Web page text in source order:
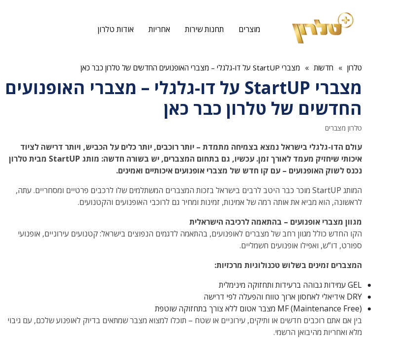
מוצרים תחנות שירות אחריות אודות טלרון
טלרון » חדשות » מצברי StartUP על דו-גלגלי – מצברי האופנועים החדשים של טלרון כבר כאן
מצברי StartUP על דו-גלגלי – מצברי האופנועים
החדשים של טלרון כבר כאן
טלרון מצברים
עולם הדו-גלגלי בישראל נמצא בצמיחה מתמדת – יותר רוכבים, יותר כלים על הכביש, ויותר דרישה לציוד
איכותי שיחזיק מעמד לאורך זמן. עכשיו, גם בתחום המצברים, יש בשורה חדשה: מותג StartUP מבית טלרון
נכנס לשוק האופנועים – עם קו חדש של מצברי אופנועים איכותיים ואמינים.
המותג StartUP מוכר כבר היטב לרבים בישראל בזכות המצברים המשתלמים שלו לרכבים פרטיים ומסחריים. עתה,
לראשונה, הוא מביא את אותה רמה של אמינות, זמינות ומחיר גם לרוכבי האופנועים והקטנועים.
מגוון מצברי אופנועים – בהתאמה לרכיבה הישראלית
הקו החדש כולל מגוון רחב של מצברים לאופנועים, בהתאמה לדגמים הנפוצים בישראל: קטנועים עירוניים, אופנועי
ספורט, דו”ש, ואפילו אופנועים חשמליים.
המצברים זמינים בשלוש טכנולוגיות מרכזיות:
GEL עמידות גבוהה ברעידות ותחזוקה מינימלית
DRY אידיאלי לאחסון ארוך טווח והפעלה לפי דרישה
MF (Maintenance Free) מצבר אטום ללא צורך בתחזוקה שוטפת
בין אם אתם רוכבים חדשים או ותיקים, עירוניים או שטח – תוכלו למצוא מצבר שמתאים בדיוק לאופנוע שלכם, עם גיבוי
מלא ואחריות מהיבואן הרשמי.